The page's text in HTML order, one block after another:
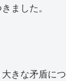
ました。
きな矛盾につ